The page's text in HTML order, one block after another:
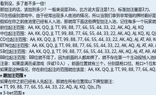
看到没，多了差不多一倍！
那加注的话，该加到多少？一般来说是3bb，比方说大盲注是1刀，标准加注量是3刀。
可在低级别游戏中，由于经常出现多人底池的情况，所以当我们拿到非常强的牌时最好
假如在你之前底池里已经有人入池，那就用下面这些牌型加注入池，记住每多一个玩家就
前位起注范围：AA, KK, QQ, JJ, TT, 99, 88, 77, 66, 55, 44, 33, 22, AK, AQ, AJ, KQ
中位起注范围：AA, KK, QQ, JJ, TT, 99, 88, 77, 66, 55, 44, 33, 22, AK, AQ, AJ, KQ, KJ, QJ
CO位起注范围：AA, KK, QQ, JJ, TT, 99, 88, 77, 66, 55, 44, 33, 22, AK, AQ, AJ, AT, A9,
BTN位起注范围：AA, KK, QQ, JJ, TT, 99, 88, 77, 66, 55, 44, 33, 22, AK, AQ, AJ, AT,
SB位起注范围：AA, KK, QQ, JJ, TT, 99, 88, 77, 66, 55, 44, 33, 22, AK, AQ, AJ, AT, A9,
BB位起注范围：BB位就不用了，因为前面的人都弃牌了，就不存在第一个主动投钱入池
注意：如果是满员桌游戏（9或10人），前面位置就有三个，分别是枪口位、枪口+1位和
如果是这种情况，你在前位起注的范围就应该是：AA, KK, QQ, JJ, TT, 99, 88, 77, 66,
♠ 跟加注范围 ♠
如果在你之前已经有人先起注，那就在所有位置用以下牌型跟注：
● TT, 99, 88, 77, 66, 55, 44, 33, 22, AQ, AJ, KQ, QJs, JTs
♠ 3-bet范围 ♠